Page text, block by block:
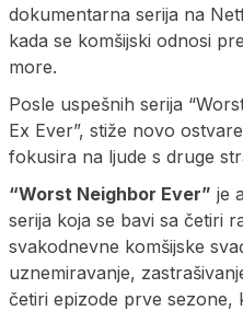
dokumentarna serija na
kada se komšijski odnosi
more.
Posle uspešnih serija
Ex Ever”, stiže novo
fokusira na ljude s druge
“Worst Neighbor Ever” je
serija koja se bavi sa četiri
svakodnevne komšijske
uznemiravanje,
četiri epizode prve sezone,